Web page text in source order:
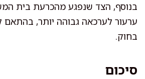
בנוסף, הצד שנפגע מהכרעת בית
ערעור לערכאה גבוהה יותר, בהתאם
בחוק.
סיכום